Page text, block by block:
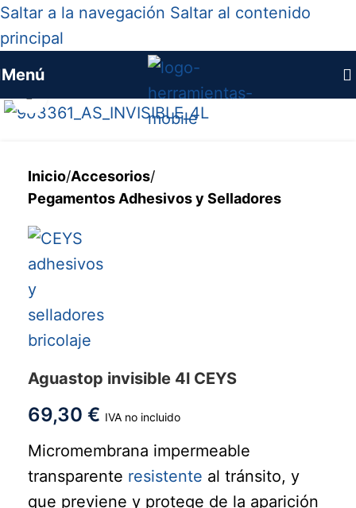
Saltar a la navegación Saltar al contenido
principal
Menú
Haga clic para ampliar
Inicio/Accesorios/
Pegamentos Adhesivos y Selladores
Aguastop invisible 4l CEYS
69,30 € IVA no incluido
Micromembrana impermeable
transparente resistente al tránsito, y
que previene y protege de la aparición